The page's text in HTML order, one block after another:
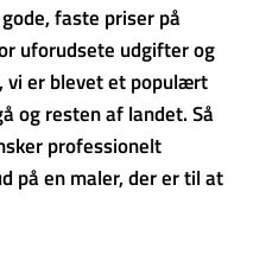
faste priser på
uforudsete udgifter og
vi er blevet et populært
og resten af landet. Så
professionelt
på en maler, der er til at